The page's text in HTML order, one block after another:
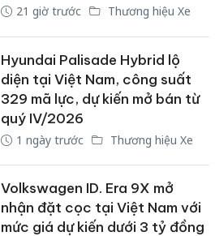
21 giờ trước Thương hiệu Xe
Hyundai Palisade Hybrid lộ
diện tại Việt Nam, công suất
329 mã lực, dự kiến mở bán từ
quý IV/2026
1 ngày trước Thương hiệu Xe
Volkswagen ID. Era 9X mở
nhận đặt cọc tại Việt Nam với
mức giá dự kiến dưới 3 tỷ đồng